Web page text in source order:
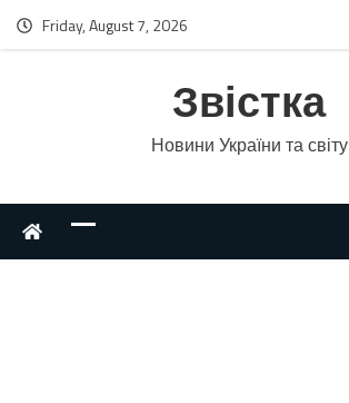
Friday, August 7, 2026
Звістка
Новини України та світу